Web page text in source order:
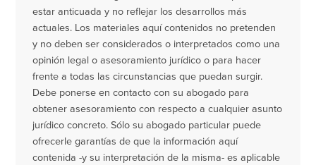
estar anticuada y no reflejar los desarrollos más
actuales. Los materiales aquí contenidos no pretenden
y no deben ser considerados o interpretados como una
opinión legal o asesoramiento jurídico o para hacer
frente a todas las circunstancias que puedan surgir.
Debe ponerse en contacto con su abogado para
obtener asesoramiento con respecto a cualquier asunto
jurídico concreto. Sólo su abogado particular puede
ofrecerle garantías de que la información aquí
contenida -y su interpretación de la misma- es aplicable